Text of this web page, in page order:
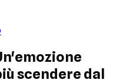
scendere dal